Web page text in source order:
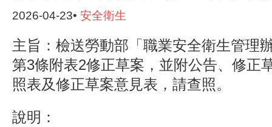
2026-04-23• 安全衛生
主旨：檢送勞動部「職業安全衛生管理
第3條附表2修正草案，並附公告、修正
照表及修正草案意見表，請查照。
說明：